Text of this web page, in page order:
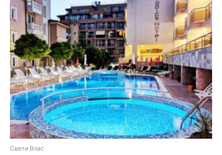
Свети Влас